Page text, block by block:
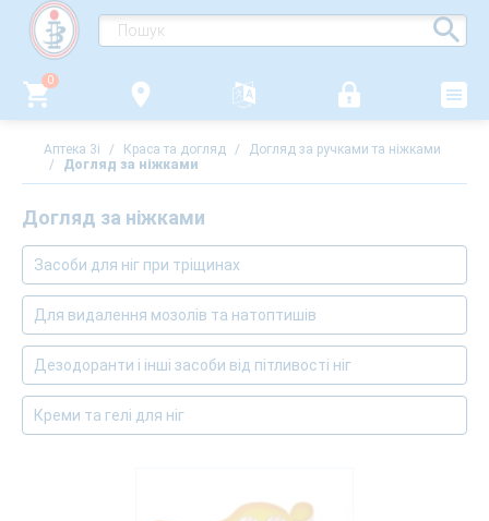
0
Аптека 3i / Краса та догляд /
Догляд за ручками та ніжками
/
Догляд за ніжками
Догляд за ніжками
Засоби для ніг при тріщинах
Для видалення мозолів та натоптишів
Дезодоранти і інші засоби від пітливості ніг
Креми та гелі для ніг